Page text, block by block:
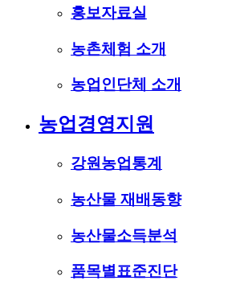
홍보자료실
농촌체험 소개
농업인단체 소개
농업경영지원
강원농업통계
농산물 재배동향
농산물소득분석
품목별표준진단